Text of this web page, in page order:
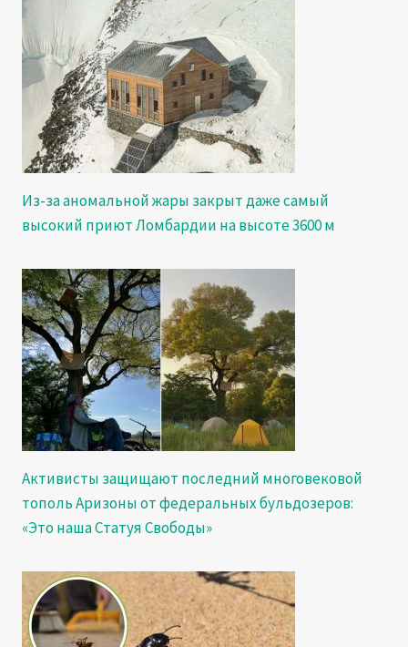
Из-за аномальной жары закрыт даже самый
высокий приют Ломбардии на высоте 3600 м
Активисты защищают последний многовековой
тополь Аризоны от федеральных бульдозеров:
«Это наша Статуя Свободы»